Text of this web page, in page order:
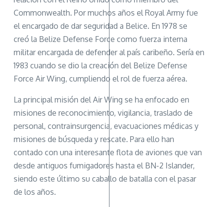
Commonwealth. Por muchos años el Royal Army fue
el encargado de dar seguridad a Belice. En 1978 se
creó la Belize Defense Force como fuerza interna
militar encargada de defender al país caribeño. Sería en
1983 cuando se dio la creación del Belize Defense
Force Air Wing, cumpliendo el rol de fuerza aérea.
La principal misión del Air Wing se ha enfocado en
misiones de reconocimiento, vigilancia, traslado de
personal, contrainsurgencia, evacuaciones médicas y
misiones de búsqueda y rescate. Para ello han
contado con una interesante flota de aviones que van
desde antiguos fumigadores hasta el BN-2 Islander,
siendo este último su caballo de batalla con el pasar
de los años.